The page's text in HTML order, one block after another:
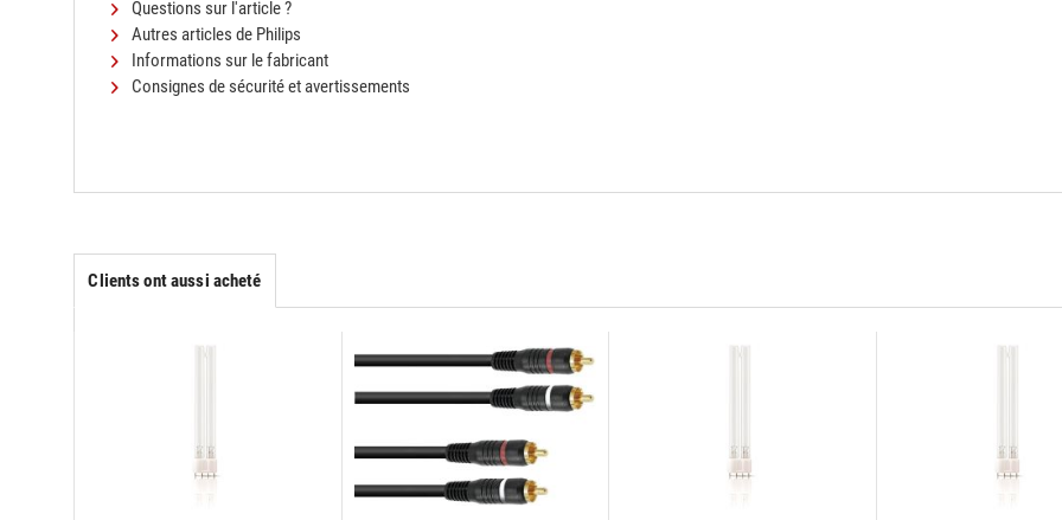
Questions sur l'article ?
Autres articles de Philips
Informations sur le fabricant
Consignes de sécurité et avertissements
Clients ont aussi acheté